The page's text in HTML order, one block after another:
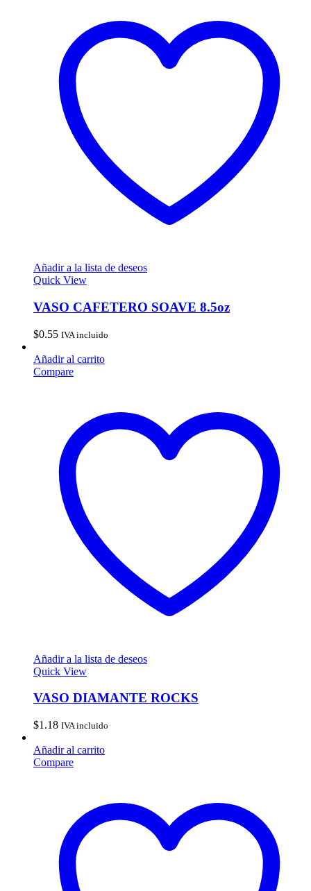
Añadir a la lista de deseos
Quick View
VASO CAFETERO SOAVE 8.5oz
$0.55 IVA incluido
Añadir al carrito
Compare
Añadir a la lista de deseos
Quick View
VASO DIAMANTE ROCKS
$1.18 IVA incluido
Añadir al carrito
Compare